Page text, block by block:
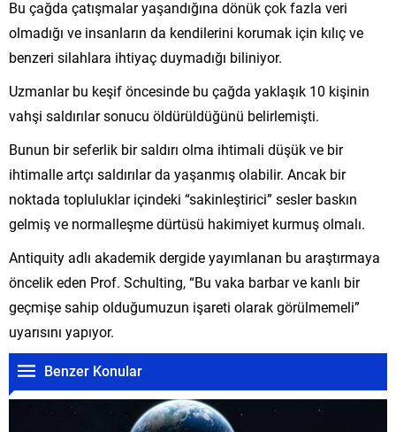
Bu çağda çatışmalar yaşandığına dönük çok fazla veri
olmadığı ve insanların da kendilerini korumak için kılıç ve
benzeri silahlara ihtiyaç duymadığı biliniyor.
Uzmanlar bu keşif öncesinde bu çağda yaklaşık 10 kişinin
vahşi saldırılar sonucu öldürüldüğünü belirlemişti.
Bunun bir seferlik bir saldırı olma ihtimali düşük ve bir
ihtimalle artçı saldırılar da yaşanmış olabilir. Ancak bir
noktada topluluklar içindeki “sakinleştirici” sesler baskın
gelmiş ve normalleşme dürtüsü hakimiyet kurmuş olmalı.
Antiquity adlı akademik dergide yayımlanan bu araştırmaya
öncelik eden Prof. Schulting, “Bu vaka barbar ve kanlı bir
geçmişe sahip olduğumuzun işareti olarak görülmemeli”
uyarısını yapıyor.
Benzer Konular